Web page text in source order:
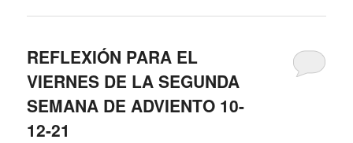
REFLEXIÓN PARA EL
VIERNES DE LA SEGUNDA
SEMANA DE ADVIENTO 10-
12-21